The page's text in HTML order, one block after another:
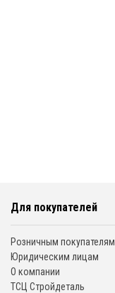
Для покупателей
Розничным покупателям
Юридическим лицам
О компании
ТСЦ Стройдеталь